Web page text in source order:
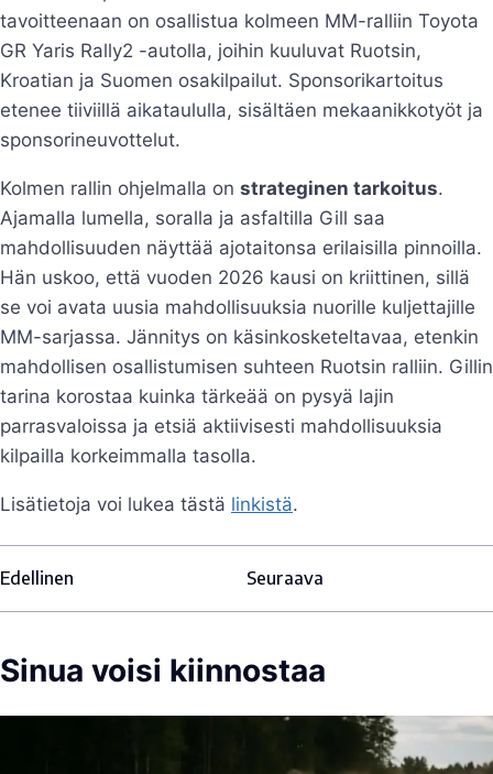
tavoitteenaan on osallistua kolmeen MM-ralliin Toyota
GR Yaris Rally2 -autolla, joihin kuuluvat Ruotsin,
Kroatian ja Suomen osakilpailut. Sponsorikartoitus
etenee tiiviillä aikataululla, sisältäen mekaanikkotyöt ja
sponsorineuvottelut.
Kolmen rallin ohjelmalla on strateginen tarkoitus.
Ajamalla lumella, soralla ja asfaltilla Gill saa
mahdollisuuden näyttää ajotaitonsa erilaisilla pinnoilla.
Hän uskoo, että vuoden 2026 kausi on kriittinen, sillä
se voi avata uusia mahdollisuuksia nuorille kuljettajille
MM-sarjassa. Jännitys on käsinkosketeltavaa, etenkin
mahdollisen osallistumisen suhteen Ruotsin ralliin. Gillin
tarina korostaa kuinka tärkeää on pysyä lajin
parrasvaloissa ja etsiä aktiivisesti mahdollisuuksia
kilpailla korkeimmalla tasolla.
Lisätietoja voi lukea tästä linkistä.
Edellinen Seuraava
Sinua voisi kiinnostaa